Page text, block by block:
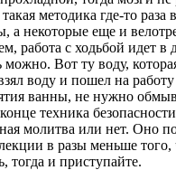
методика где-то
а некоторые еще и
работа с ходьбой идет
Вот ту воду,
воду и пошел на
ванны, не нужно
техника
молитва или нет. Оно
в разы меньше того,
тогда и приступайте.